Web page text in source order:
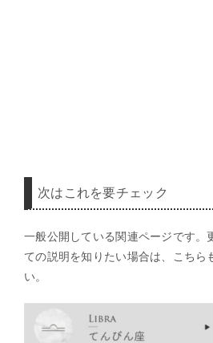
次はこれを要チェック
一般公開している関連ページです。
ての説明を知りたい場合は、こちら
い。